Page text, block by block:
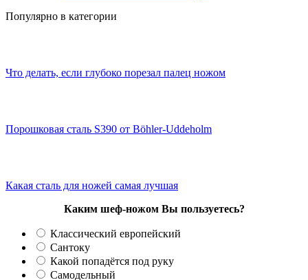
Популярно в категории
Что делать, если глубоко порезал палец ножом
Порошковая сталь S390 от Böhler-Uddeholm
Какая сталь для ножей самая лучшая
Каким шеф-ножом Вы пользуетесь?
Классический европейский
Сантоку
Какой попадётся под руку
Самодельный